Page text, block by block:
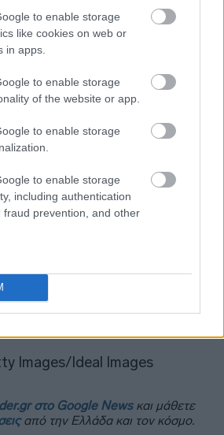
to enable storage
like cookies on web or
in apps.
to enable storage
of the website or app.
to enable storage
to enable storage
including authentication
fraud prevention, and other
Images/Ideal Images
στο Google Newsκαι μάθετε
από την Ελλάδα και τον κόσμο.